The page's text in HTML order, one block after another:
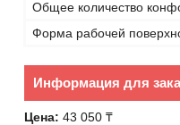
Общее количество
Форма рабочей
Информация для
Цена: 43 050 ₸